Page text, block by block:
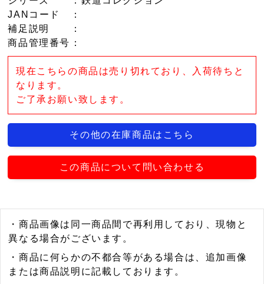
JANコード
：
補足説明
：
商品管理番号 ：
現在こちらの商品は売り切れており、入荷待ちと
なります。
ご了承お願い致します。
その他の在庫商品はこちら
この商品について問い合わせる
・商品画像は同一商品間で再利用しており、現物と
異なる場合がございます。
・商品に何らかの不都合等がある場合は、追加画像
または商品説明に記載しております。